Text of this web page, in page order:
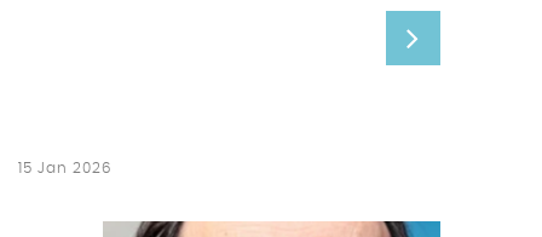
15 Jan 2026